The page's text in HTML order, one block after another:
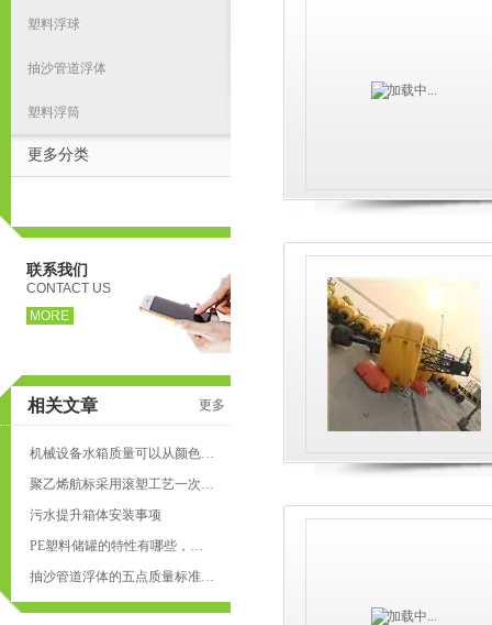
塑料浮球
抽沙管道浮体
塑料浮筒
更多分类
联系我们
CONTACT US
MORE
更多
相关文章
机械设备水箱质量可以从颜色和气味来鉴别
聚乙烯航标采用滚塑工艺一次成型，优点多多
污水提升箱体安装事项
PE塑料储罐的特性有哪些，看这里了解下
抽沙管道浮体的五点质量标准来了解下